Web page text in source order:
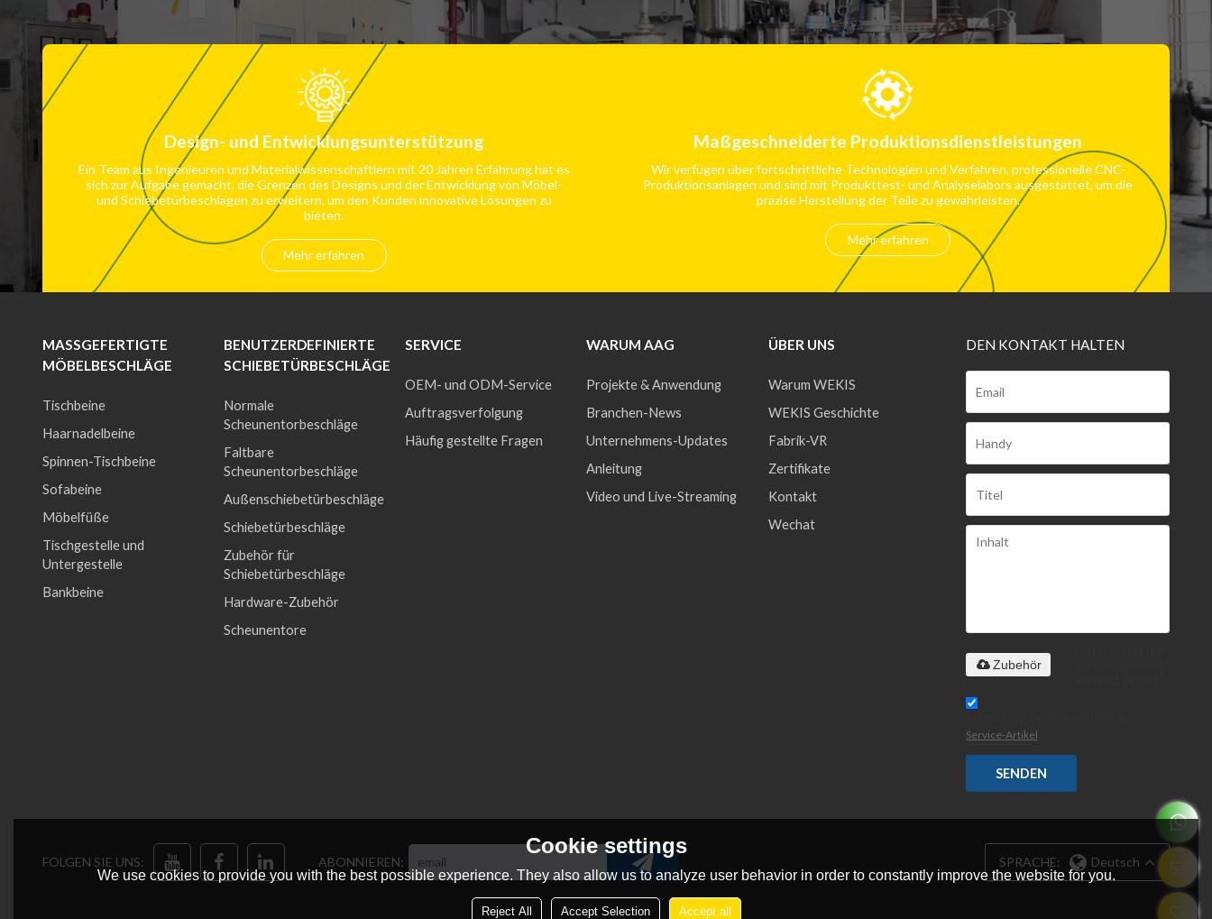
Design- und Entwicklungsunterstützung
Ein Team aus Ingenieuren und Materialwissenschaftlern mit 20 Jahren Erfahrung hat es
sich zur Aufgabe gemacht, die Grenzen des Designs und der Entwicklung von Möbel-
und Schiebetürbeschlägen zu erweitern, um den Kunden innovative Lösungen zu
bieten.
Mehr erfahren
Maßgeschneiderte Produktionsdienstleistungen
Wir verfügen über fortschrittliche Technologien und Verfahren, professionelle CNC-
Produktionsanlagen und sind mit Produkttest- und Analyselabors ausgestattet, um die
präzise Herstellung der Teile zu gewährleisten.
Mehr erfahren
MASSGEFERTIGTE M
ÖBELBESCHLÄGE
Tischbeine
Haarnadelbeine
Spinnen-Tischbeine
Sofabeine
Möbelfüße
Tischgestelle und
Untergestelle
Bankbeine
BENUTZERDEFINIERTE
SCHIEBETÜRBESCHLÄGE
Normale
Scheunentorbeschläge
Faltbare
Scheunentorbeschläge
Außenschiebetürbeschläge
Schiebetürbeschläge
Zubehör für
Schiebetürbeschläge
Hardware-Zubehör
Scheunentore
SERVICE
OEM- und ODM-Service
Auftragsverfolgung
Häufig gestellte Fragen
WARUM AAG
Projekte & Anwendung
Branchen-News
Unternehmens-Updates
Anleitung
Video und Live-Streaming
ÜBER UNS
Warum WEKIS
WEKIS Geschichte
Fabrik-VR
Zertifikate
Kontakt
Wechat
DEN KONTAKT HALTEN
Zubehör
Service-Artikel
SENDEN
FOLGEN SIE UNS: ABONNIEREN: SPRACHE: Deutsch
Cookie settings
We use cookies to provide you with the best possible experience. They also allow us to analyze user behavior in order to constantly improve the website for you.
Reject All Accept Selection Accept all